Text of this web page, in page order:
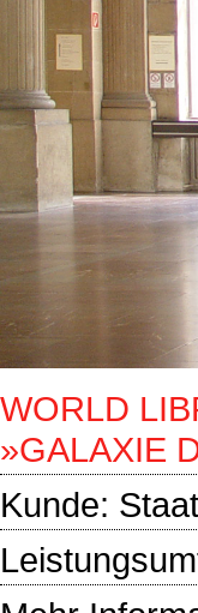
WORLD
GALAXIE
Kunde: